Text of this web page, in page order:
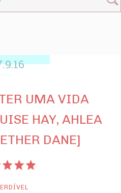
UMA VIDA
HAY, AHLEA
DANE]